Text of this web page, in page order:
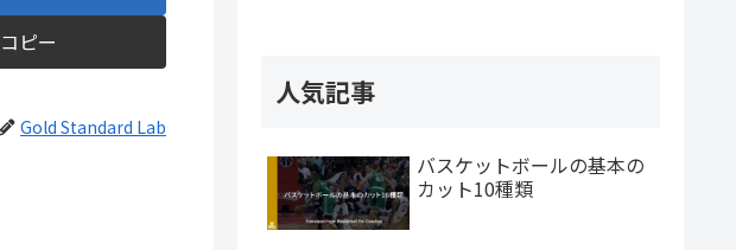
コピー
Gold Standard Lab
人気記事
バスケットボールの基本の
カット10種類